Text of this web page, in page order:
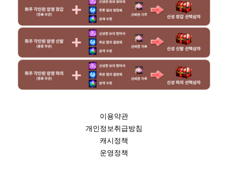
이용약관
개인정보취급방침
캐시정책
운영정책